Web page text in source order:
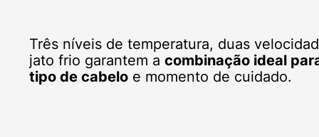
Três níveis de temperatura, duas
jato frio garantem a combinação ideal
tipo de cabelo e momento de cuidado.